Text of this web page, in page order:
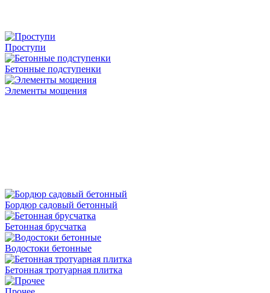
Проступи
Бетонные подступенки
Элементы мощения
Бордюр садовый бетонный
Бетонная брусчатка
Водостоки бетонные
Бетонная тротуарная плитка